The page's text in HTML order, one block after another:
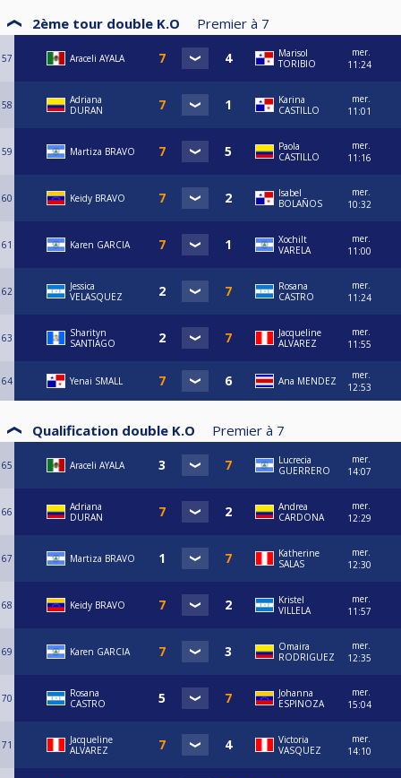
2ème tour double K.O Premier à 7
57 Araceli AYALA
Marisol
TORIBIO
mer.
11:24
58
Adriana
DURAN
Karina
CASTILLO
mer.
11:01
59 Martiza BRAVO
Paola
CASTILLO
mer.
11:16
60 Keidy BRAVO
Isabel
BOLAÑOS
mer.
10:32
61 Karen GARCIA
Xochilt
VARELA
mer.
11:00
62
Jessica
VELASQUEZ
Rosana
CASTRO
mer.
11:24
63
Sharityn
SANTIAGO
Jacqueline
ALVAREZ
mer.
11:55
64 Yenai SMALL Ana MENDEZ
mer.
12:53
Qualification double K.O Premier à 7
65 Araceli AYALA
Lucrecia
GUERRERO
mer.
14:07
66
Adriana
DURAN
Andrea
CARDONA
mer.
12:29
67 Martiza BRAVO
Katherine
SALAS
mer.
12:30
68 Keidy BRAVO
Kristel
VILLELA
mer.
11:57
69 Karen GARCIA
Omaira
RODRIGUEZ
mer.
12:35
70
Rosana
CASTRO
Johanna
ESPINOZA
mer.
15:04
71
Jacqueline
ALVAREZ
Victoria
VASQUEZ
mer.
14:10